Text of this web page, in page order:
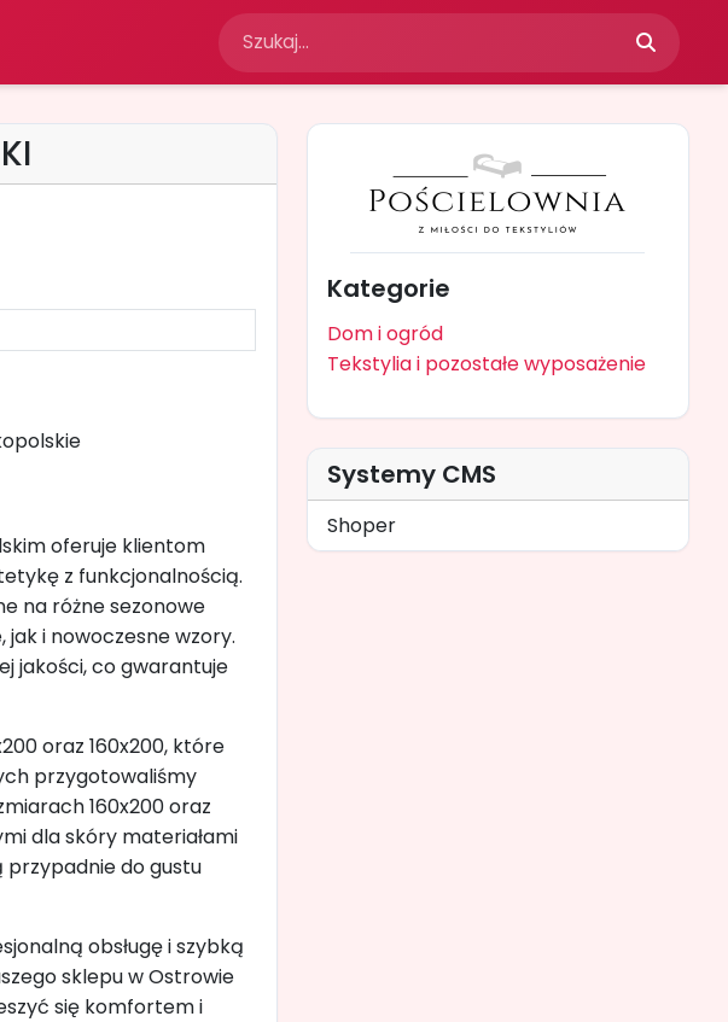
oferuje klientom
z funkcjonalnością.
na różne sezonowe
i nowoczesne wzory.
jakości, co gwarantuje
oraz 160x200, które
przygotowaliśmy
160x200 oraz
dla skóry materiałami
do gustu
obsługę i szybką
sklepu w Ostrowie
się komfortem i
Kategorie
Dom i ogród
Tekstylia i pozostałe wyposażenie
Systemy CMS
Shoper